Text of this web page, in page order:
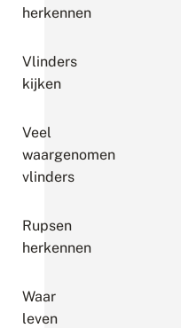
herkennen
Vlinders
kijken
Veel
waargenomen
vlinders
Rupsen
herkennen
Waar
leven